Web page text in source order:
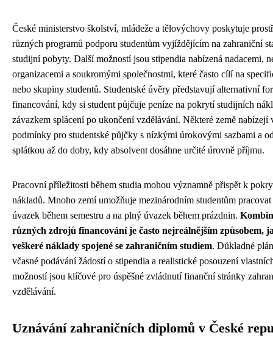
České ministerstvo školství, mládeže a tělovýchovy poskytuje
různých programů podporu studentům vyjíždějícím na zahraniční
studijní pobyty. Další možností jsou stipendia nabízená nadacemi,
organizacemi a soukromými společnostmi, které často cílí na
nebo skupiny studentů. Studentské úvěry představují alternativní
financování, kdy si student půjčuje peníze na pokrytí studijních
závazkem splácení po ukončení vzdělávání. Některé země nabízejí
podmínky pro studentské půjčky s nízkými úrokovými sazbami a
splátkou až do doby, kdy absolvent dosáhne určité úrovně příjmu.
Pracovní příležitosti během studia mohou významně přispět k
nákladů. Mnoho zemí umožňuje mezinárodním studentům pracovat
úvazek během semestru a na plný úvazek během prázdnin.
různých zdrojů financování je často nejreálnějším způsobem,
veškeré náklady spojené se zahraničním studiem. Důkladné
včasné podávání žádostí o stipendia a realistické posouzení
možností jsou klíčové pro úspěšné zvládnutí finanční stránky
vzdělávání.
Uznávání zahraničních diplomů v České